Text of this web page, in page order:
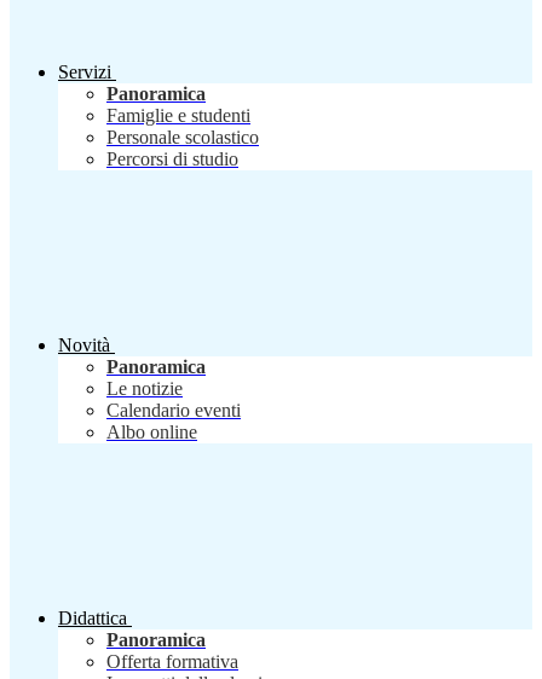
Servizi
Panoramica
Famiglie e studenti
Personale scolastico
Percorsi di studio
Novità
Panoramica
Le notizie
Calendario eventi
Albo online
Didattica
Panoramica
Offerta formativa